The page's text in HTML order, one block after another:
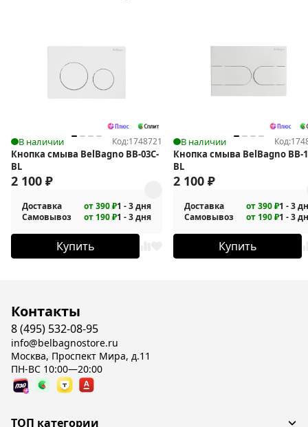
В наличии Код:1748721
Кнопка смыва BelBagno BB-03C-
BL
2 100 ₽
Доставка от 390 ₽1 - 3 дня
Самовывоз
от 190 ₽1 - 3 дня
Купить
В наличии Код:
Кнопка смыва BelBagno BB-
BL
2 100 ₽
Доставка от 390 ₽1 - 3
Самовывоз
от 190 ₽1 - 3
Купить
Контакты
8 (495) 532-08-95
info@belbagnostore.ru
Москва, Проспект Мира, д.11
ПН-ВС 10:00—20:00
ТОП категории